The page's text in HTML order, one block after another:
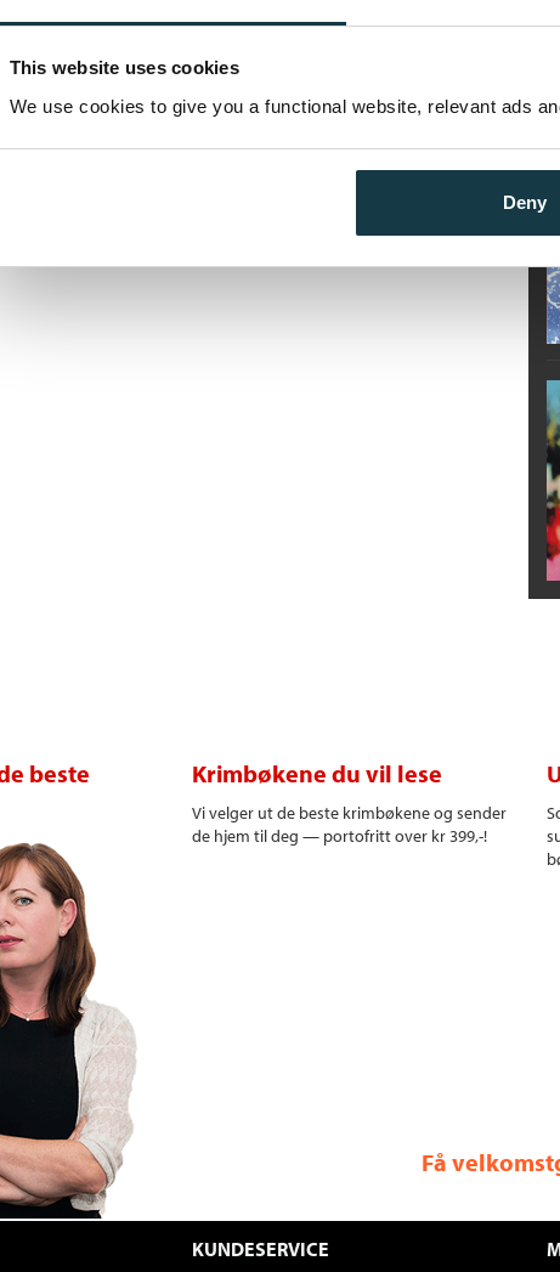
This website uses cookies
We use cookies to give you a functional website, relevant ads
Deny
beste
Krimbøkene du vil lese
Vi velger ut de beste krimbøkene og sender
de hjem til deg — portofritt over kr 399,-!
Få
KUNDESERVICE